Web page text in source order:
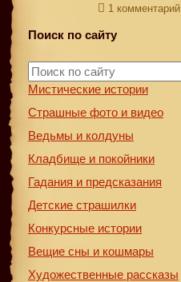
1 комментарий
Поиск по сайту
Мистические истории
Страшные фото и видео
Ведьмы и колдуны
Кладбище и покойники
Гадания и предсказания
Детские страшилки
Конкурсные истории
Вещие сны и кошмары
Художественные рассказы